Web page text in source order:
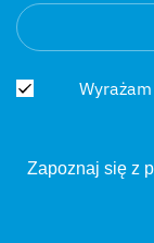
Zapoznaj się z